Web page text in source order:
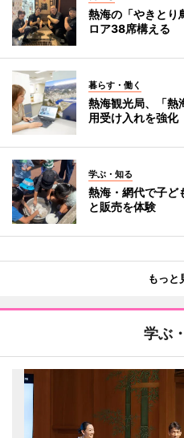
熱海の「やきと
ロア38席構える
暮らす・働く
熱海観光局、「
用受け入れを強化
学ぶ・知る
熱海・網代で子
と販売を体験
もっと
学ぶ